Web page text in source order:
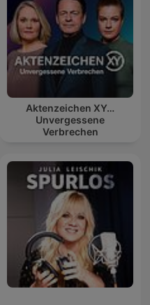
Aktenzeichen XY…
Unvergessene
Verbrechen